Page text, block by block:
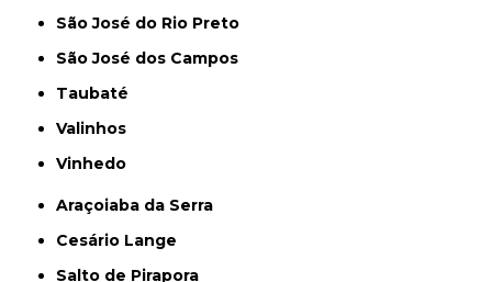
São José do Rio Preto
São José dos Campos
Taubaté
Valinhos
Vinhedo
Araçoiaba da Serra
Cesário Lange
Salto de Pirapora